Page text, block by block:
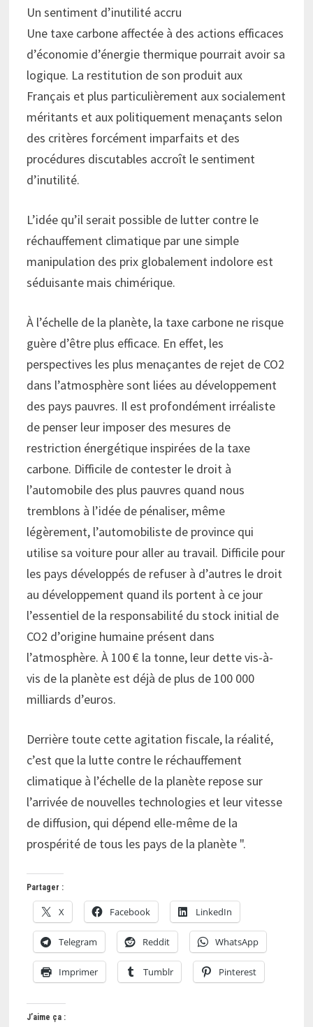
Un sentiment d’inutilité accru
Une taxe carbone affectée à des actions efficaces
d’économie d’énergie thermique pourrait avoir sa
logique. La restitution de son produit aux
Français et plus particulièrement aux socialement
méritants et aux politiquement menaçants selon
des critères forcément imparfaits et des
procédures discutables accroît le sentiment
d’inutilité.
L’idée qu’il serait possible de lutter contre le
réchauffement climatique par une simple
manipulation des prix globalement indolore est
séduisante mais chimérique.
À l’échelle de la planète, la taxe carbone ne risque
guère d’être plus efficace. En effet, les
perspectives les plus menaçantes de rejet de CO2
dans l’atmosphère sont liées au développement
des pays pauvres. Il est profondément irréaliste
de penser leur imposer des mesures de
restriction énergétique inspirées de la taxe
carbone. Difficile de contester le droit à
l’automobile des plus pauvres quand nous
tremblons à l’idée de pénaliser, même
légèrement, l’automobiliste de province qui
utilise sa voiture pour aller au travail. Difficile pour
les pays développés de refuser à d’autres le droit
au développement quand ils portent à ce jour
l’essentiel de la responsabilité du stock initial de
CO2 d’origine humaine présent dans
l’atmosphère. À 100 € la tonne, leur dette vis-à-
vis de la planète est déjà de plus de 100 000
milliards d’euros.
Derrière toute cette agitation fiscale, la réalité,
c’est que la lutte contre le réchauffement
climatique à l’échelle de la planète repose sur
l’arrivée de nouvelles technologies et leur vitesse
de diffusion, qui dépend elle-même de la
prospérité de tous les pays de la planète ".
Partager :
X Facebook LinkedIn
Telegram Reddit WhatsApp
Imprimer Tumblr Pinterest
J’aime ça :